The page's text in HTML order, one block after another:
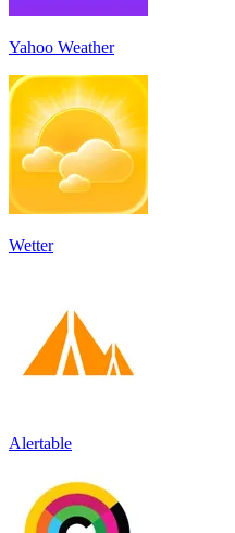
Yahoo Weather
Wetter
Alertable